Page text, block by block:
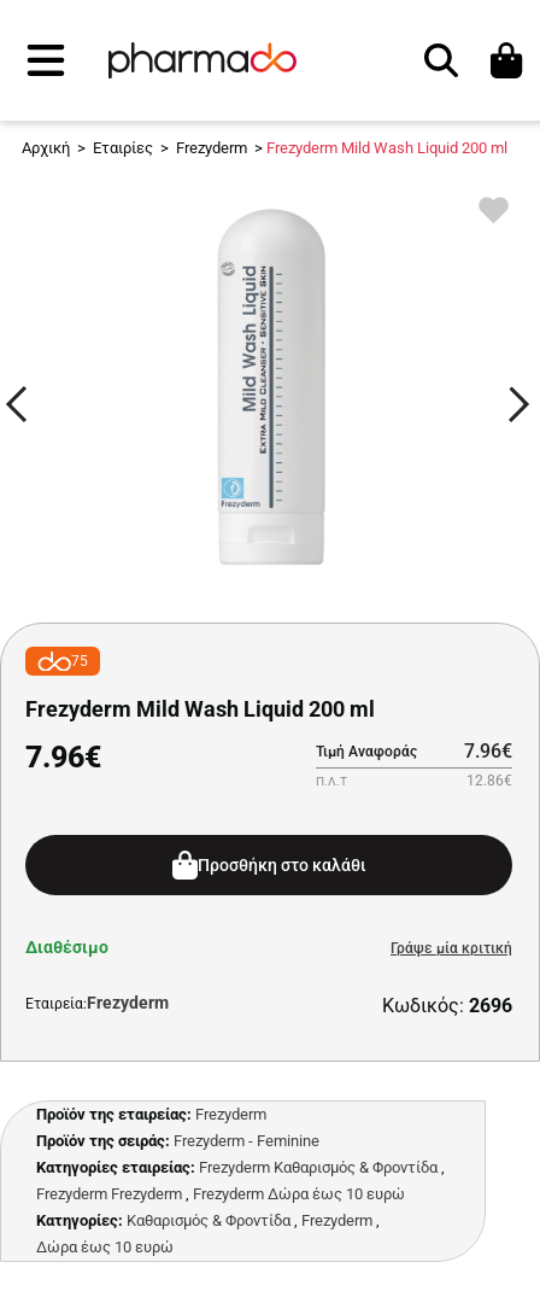
Αναζήτηση
Αρχική > Εταιρίες > Frezyderm > Frezyderm Mild Wash Liquid 200 ml
75
Frezyderm Mild Wash Liquid 200 ml
7.96€ Τιμή Αναφοράς 7.96€
Π.Λ.Τ 12.86€
Προσθήκη στο καλάθι
Εταιρεία:Frezyderm Κωδικός: 2696
Διαθέσιμο Γράψε μία κριτική
Προϊόν της εταιρείας: Frezyderm
Προϊόν της σειράς: Frezyderm - Feminine
Κατηγορίες εταιρείας: Frezyderm Καθαρισμός & Φροντίδα,
Frezyderm Frezyderm , Frezyderm Δώρα έως 10 ευρώ
Κατηγορίες: Καθαρισμός & Φροντίδα, Frezyderm ,
Δώρα έως 10 ευρώ